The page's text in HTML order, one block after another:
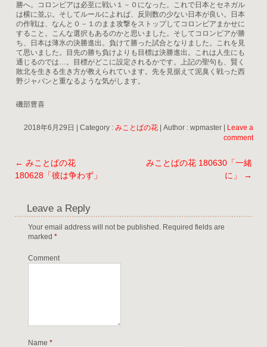
勝へ。コロンビアは必至に戦い１－０になった。これで日本とセネガル
は横に並ぶ。そしてルールによれば、反則数の少ない日本が良い。日本
の作戦は、なんと０－１のまま攻撃をストップしてコロンビアまかせに
すること。こんな選択もあるのかと思いました。そしてコロンビアが勝
ち、日本は薄氷の決勝進出。負けて勝った試合となりました。これを見
て思いました。目先の勝ち負けよりも目標は決勝進出。これは人生にも
通じるのでは…。目標がどこに設定されるかです。上記の聖句も、賢く
敗北を生きる生き方が教えられています。先を見据えて泥臭く戦った西
野ジャパンと重なるような気がします。
磯部豊喜
2018年6月29日 |Category :みことばの花 |Author : wpmaster
Leave a
comment
Post navigation
← みことばの花
180628「彼は争わず」
みことばの花 180630「一緒
に」
→
Leave a Reply
Your email address will not be published.
Required fields are
marked *
Comment
Name *